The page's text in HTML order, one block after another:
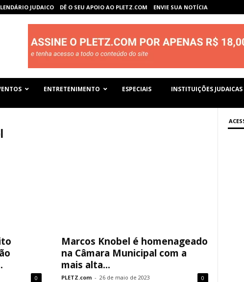
JUDAICO DÊ O SEU APOIO AO PLETZ.COM ENVIE SUA NOTÍCIA
ENTRETENIMENTO ESPECIAIS INSTITUIÇÕES JUDAICAS
0
Marcos Knobel é homenageado
na Câmara Municipal com a
mais alta...
PLETZ.com - 26 de maio de 2023 0